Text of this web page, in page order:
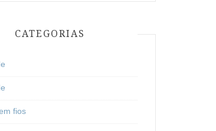
CATEGORIAS
fios